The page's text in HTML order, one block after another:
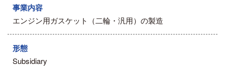
事業内容
エンジン用ガスケット（二輪・汎用）の製造
形態
Subsidiary